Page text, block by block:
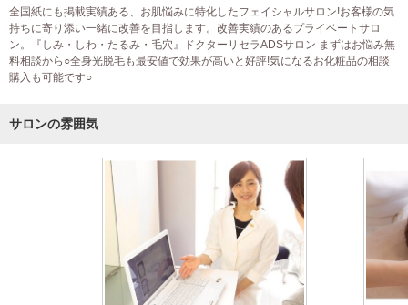
全国紙にも掲載実績ある、お肌悩みに特化したフェイシャルサロン!お客様の気
持ちに寄り添い一緒に改善を目指します。改善実績のあるプライベートサロ
ン。『しみ・しわ・たるみ・毛穴』ドクターリセラADSサロン まずはお悩み無
料相談から○全身光脱毛も最安値で効果が高いと好評!気になるお化粧品の相談
購入も可能です○
サロンの雰囲気